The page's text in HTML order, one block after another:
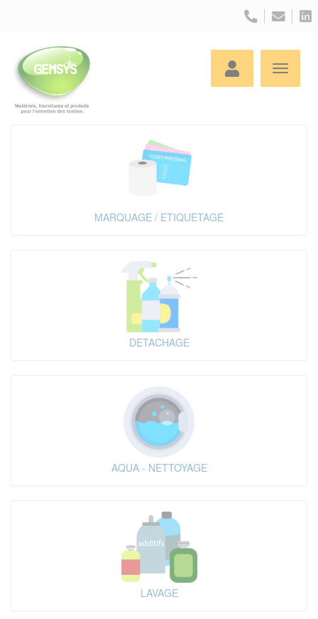
MARQUAGE / ETIQUETAGE
DETACHAGE
AQUA - NETTOYAGE
LAVAGE